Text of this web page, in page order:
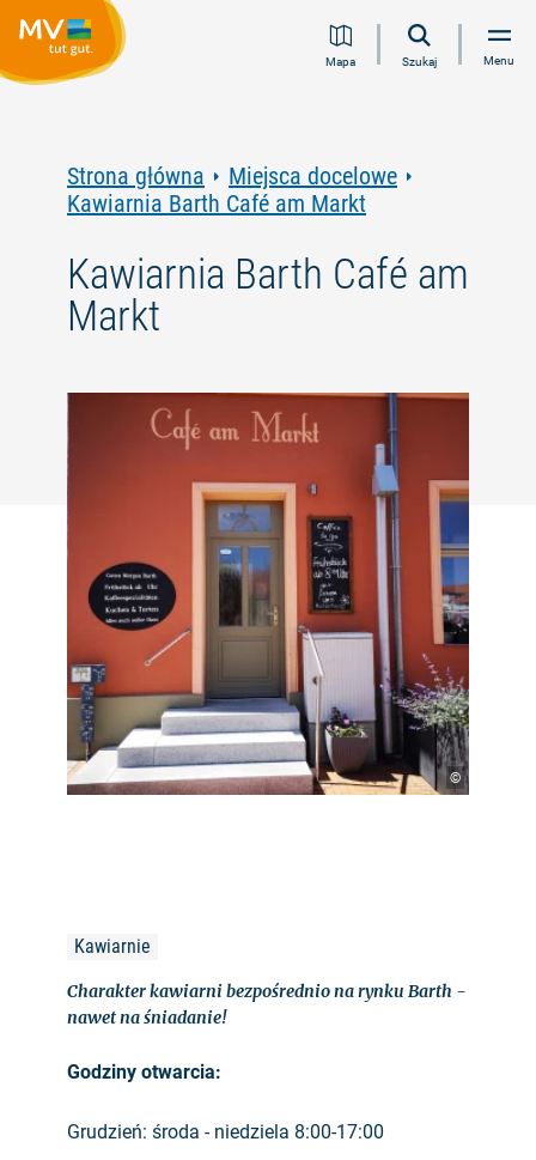
Przejdź
Przejdź
Przejdź
Przejdź
Mapa Szukaj Menu
Strona główna
Miejsca docelowe
Kawiarnia Barth Café am Markt
Kawiarnia Barth Café am
Markt
©
Kawiarnie
Charakter kawiarni bezpośrednio na rynku Barth -
nawet na śniadanie!
Godziny otwarcia:
Grudzień: środa - niedziela 8:00-17:00